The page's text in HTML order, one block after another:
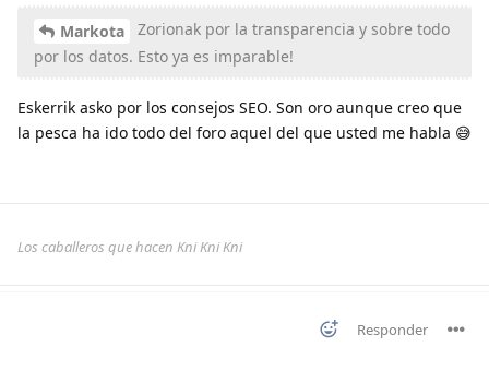
Markota
Zorionak por la transparencia y sobre todo
por los datos. Esto ya es imparable!
Eskerrik asko por los consejos SEO. Son oro aunque creo que
la pesca ha ido todo del foro aquel del que usted me habla 😅
Los caballeros que hacen Kni Kni Kni
Responder